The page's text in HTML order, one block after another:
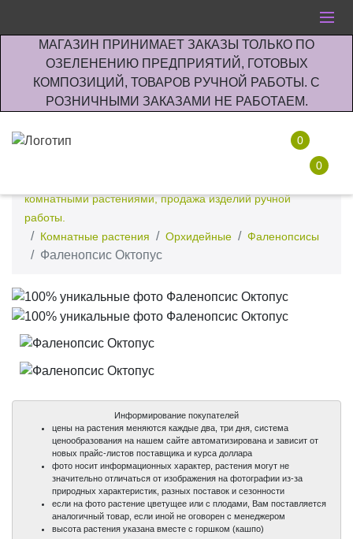
МАГАЗИН ПРИНИМАЕТ ЗАКАЗЫ ТОЛЬКО ПО
ОЗЕЛЕНЕНИЮ ПРЕДПРИЯТИЙ, ГОТОВЫХ
КОМПОЗИЦИЙ, ТОВАРОВ РУЧНОЙ РАБОТЫ. С
РОЗНИЧНЫМИ ЗАКАЗАМИ НЕ РАБОТАЕМ.
0
0
комнатными растениями, продажа изделий ручной
работы.
Комнатные растения
Орхидейные Фаленопсисы
Фаленопсис Октопус
100%
100%
Информирование покупателей
цены на растения меняются каждые два, три дня, система
ценообразования на нашем сайте автоматизирована и зависит от
новых прайс-листов поставщика и курса доллара
фото носит информационных характер, растения могут не
значительно отличаться от изображения на фотографии из-за
природных характеристик, разных поставок и сезонности
если на фото растение цветущее или с плодами, Вам поставляется
аналогичный товар, если иной не оговорен с менеджером
высота растения указана вместе с горшком (кашпо)